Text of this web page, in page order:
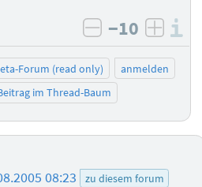
negativ
−10
Forum (read only)
anmelden
im Thread-Baum
08:23 zu diesem forum